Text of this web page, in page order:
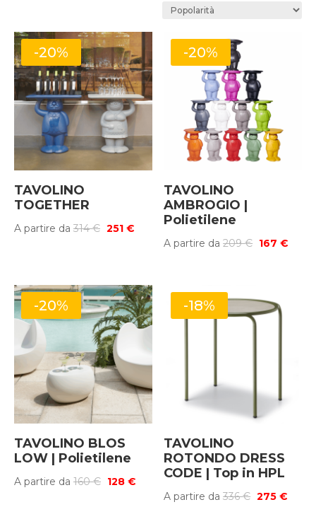
-20%
TAVOLINO
TOGETHER
A partire da 314€ Il
era:
314 €.
251 €
prezzo
è:
251 €.
-20%
TAVOLINO
AMBROGIO |
Polietilene
A partire da209€ Il
era:
209 €.
167€
-20%
TAVOLINO BLOS
LOW | Polietilene
A partire da 160€ Il128 €
prezzo
-18%
TAVOLINO
ROTONDO DRESS
CODE | Top in HPL
A partire da336€ Il275€